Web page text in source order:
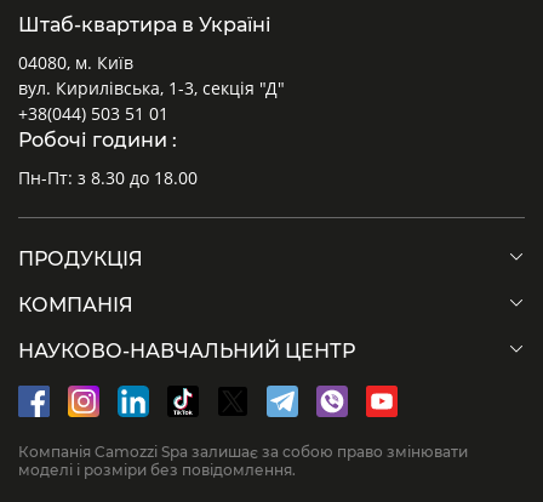
Штаб-квартира в Україні
04080, м. Київ
вул. Кирилівська, 1-3, секція "Д"
+38(044) 503 51 01
Робочі години :
Пн-Пт: з 8.30 до 18.00
ПРОДУКЦІЯ
КОМПАНІЯ
НАУКОВО-НАВЧАЛЬНИЙ ЦЕНТР
Компанія Camozzi Spa залишає за собою право змінювати
моделі і розміри без повідомлення.